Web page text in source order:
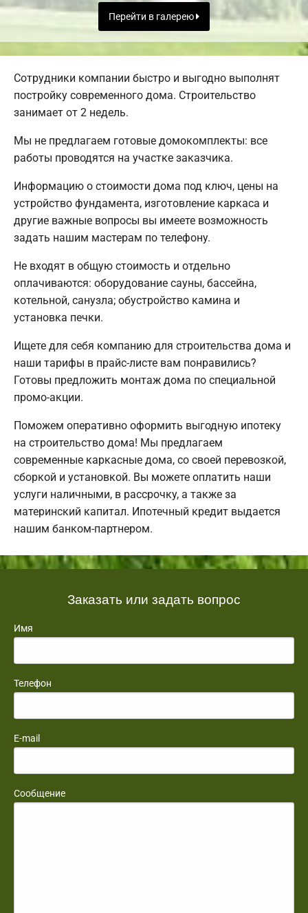
Перейти в галерею
Сотрудники компании быстро и выгодно выполнят
постройку современного дома. Строительство
занимает от 2 недель.
Мы не предлагаем готовые домокомплекты: все
работы проводятся на участке заказчика.
Информацию о стоимости дома под ключ, цены на
устройство фундамента, изготовление каркаса и
другие важные вопросы вы имеете возможность
задать нашим мастерам по телефону.
Не входят в общую стоимость и отдельно
оплачиваются: оборудование сауны, бассейна,
котельной, санузла; обустройство камина и
установка печки.
Ищете для себя компанию для строительства дома и
наши тарифы в прайс-листе вам понравились?
Готовы предложить монтаж дома по специальной
промо-акции.
Поможем оперативно оформить выгодную ипотеку
на строительство дома! Мы предлагаем
современные каркасные дома, со своей перевозкой,
сборкой и установкой. Вы можете оплатить наши
услуги наличными, в рассрочку, а также за
материнский капитал. Ипотечный кредит выдается
нашим банком-партнером.
Заказать или задать вопрос
Имя
Телефон
E-mail
Сообщение